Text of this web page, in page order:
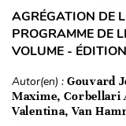
AGRÉGATION DE
PROGRAMME DE
VOLUME -
Autor(en) : Gouvard
Maxime, Corbellari
Valentina, Van